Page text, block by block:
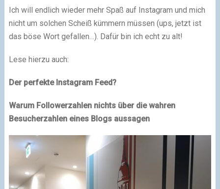
Ich will endlich wieder mehr Spaß auf Instagram und mich
nicht um solchen Scheiß kümmern müssen (ups, jetzt ist
das böse Wort gefallen…). Dafür bin ich echt zu alt!
Lese hierzu auch:
Der perfekte Instagram Feed?
Warum Followerzahlen nichts über die wahren
Besucherzahlen eines Blogs aussagen